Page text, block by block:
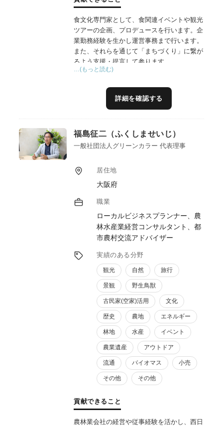
食文化専門家として、食関連イベントや観光
ツアーの企画、プロデュースを行います。企
業勤務経験を生かし運営事務まで行います。
また、それらを通じて「まちづくり」に繋が
るよう支援・提言して参ります。
…(もっと読む)
詳細を確認する
福島征二（ふくしませいじ）
一般社団法人グリーンカラー 代表理事
居住地
大阪府
職業
ローカルビジネスプランナー、農
林水産業経営コンサルタント、都
市農村交流アドバイザー
実績のある分野
観光 自然 旅行
景観 野生鳥獣
古民家(空家)活用 文化
歴史 農地 エネルギー
林地 水産 イベント
農業遺産 アウトドア
流通 バイオマス 小売
その他 その他
貢献できること
農林業会社の経営や従事経験を活かし、西日